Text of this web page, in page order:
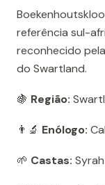
referência sul-
reconhecido
do Swartland.
🍇 Região:
👨‍🔬 Enólogo:
🌱 Castas: Syrah